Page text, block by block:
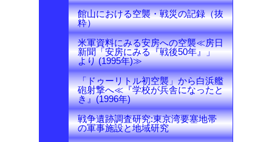
館山における空襲・戦災の記録（抜
粋）
米軍資料にみる安房への空襲≪房日
新聞「安房にみる『戦後50年』」
より (1995年)≫
「ドゥーリトル初空襲」から白浜艦
砲射撃へ≪『学校が兵舎になったと
き』(1996年)
戦争遺跡調査研究:東京湾要塞地帯
の軍事施設と地域研究